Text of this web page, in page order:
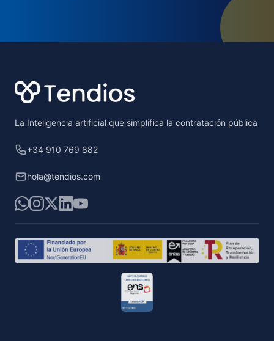
La Inteligencia artificial que simplifica la contratación pública
+34 910 769 882
hola@tendios.com
WhatsApp
Instagram
X LinkedIn
YouTube